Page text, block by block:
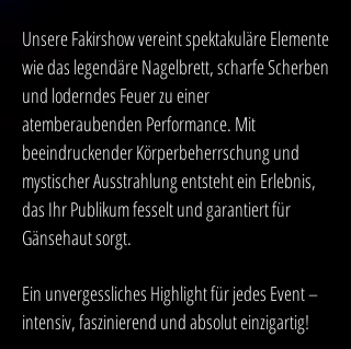
Unsere Fakirshow vereint spektakuläre Elemente
wie das legendäre Nagelbrett, scharfe Scherben
und loderndes Feuer zu einer
atemberaubenden Performance. Mit
beeindruckender Körperbeherrschung und
mystischer Ausstrahlung entsteht ein Erlebnis,
das Ihr Publikum fesselt und garantiert für
Gänsehaut sorgt.
Ein unvergessliches Highlight für jedes Event –
intensiv, faszinierend und absolut einzigartig!